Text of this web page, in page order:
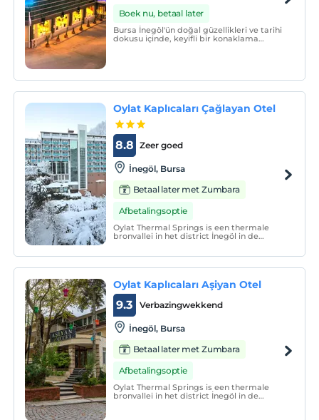
Boek nu, betaal later
Bursa İnegöl'ün doğal güzellikleri ve tarihi
dokusu içinde, keyifli bir konaklama
Oylat Kaplıcaları Çağlayan Otel
Zeer goed
8.8
İnegöl, Bursa
Betaal later met Zumbara
Afbetalingsoptie
Oylat Thermal Springs is een thermale
bronvallei in het district İnegöl in de
en buitenlandse gasten gezondheid
vinden.
Oylat Kaplıcaları Aşiyan Otel
Verbazingwekkend
9.3
İnegöl, Bursa
Betaal later met Zumbara
Afbetalingsoptie
Oylat Thermal Springs is een thermale
bronvallei in het district İnegöl in de